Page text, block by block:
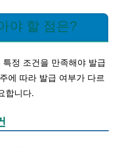
야 할 점은?
정 조건을 만족해야 발급
에 따라 발급 여부가 다르
합니다.